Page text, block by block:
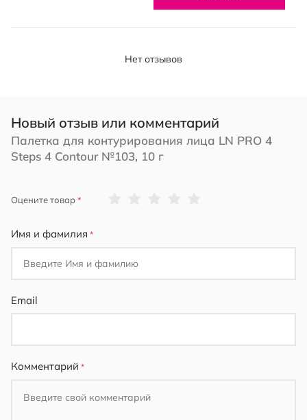
Нет отзывов
Новый отзыв или комментарий
Палетка для контурирования лица LN PRO 4
Steps 4 Contour №103, 10 г
Оцените товар
Имя и фамилия
Email
Комментарий